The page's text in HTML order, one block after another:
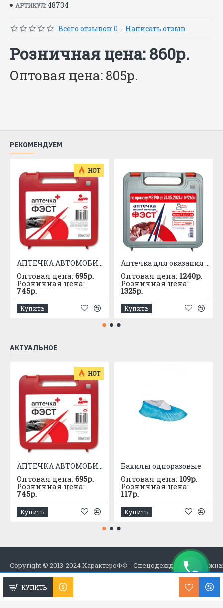
АРТИКУЛ: 48734
Всего отзывов: 0 - Написать отзыв
Розничная цена: 860р.
Оптовая цена: 805р.
КУПИТЬ
РЕКОМЕНДУЕМ
HOT
АПТЕЧКА АВТОМОБИЛЬНАЯ приказ №1080
Оптовая цена: 695р.
Розничная цена:
745р.
Купить
Аптечка для оказания первой помощи с применением медицинских изделий пострадавшим в дорожно-транспортных происшествиях (автомобильная) – «ФЭСТ»
Оптовая цена: 1240р.
Розничная цена:
1325р.
Купить
АКТУАЛЬНОЕ
HOT
АПТЕЧКА АВТОМОБИЛЬНАЯ приказ №1080
Оптовая цена: 695р.
Розничная цена:
745р.
Купить
Бахилы одноразовые
Оптовая цена: 109р.
Розничная цена:
117р.
Купить
Copyright © 2013-2024 ХарактероФФ - Спецодежда в